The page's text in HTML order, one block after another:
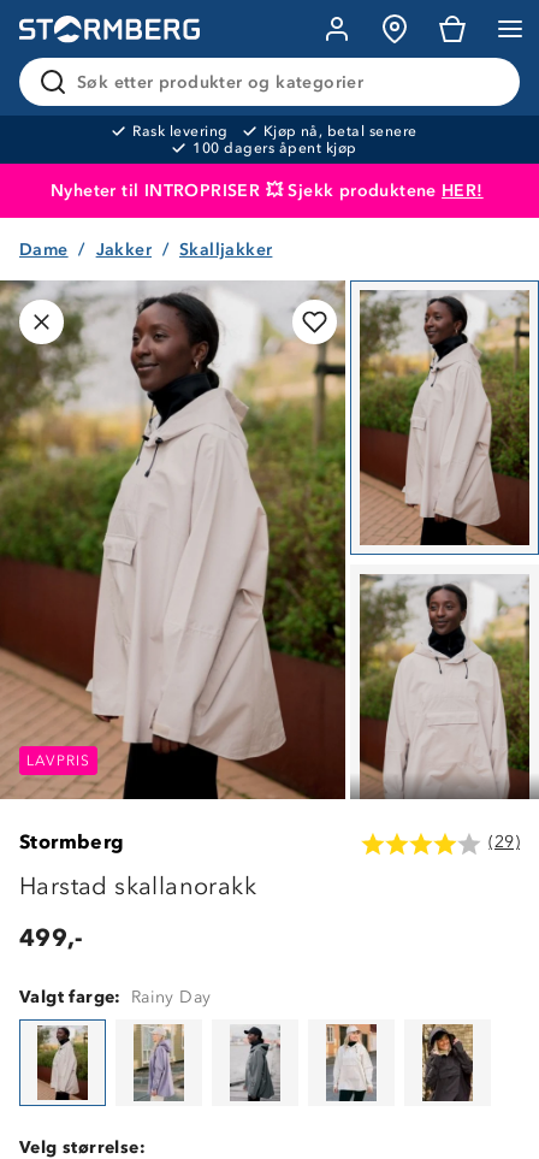
Søk etter produkter og kategorier
Rask levering
Kjøp nå, betal senere
100 dagers åpent kjøp
Nyheter til INTROPRISER 💥 Sjekk produktene HER!
Produktet er lagt i handlekurven
Dame Jakker Skalljakker
LAVPRIS LAVPRIS
LAVPRIS
Stormberg (29)
Harstad skallanorakk
499,-
Valgt farge: Rainy Day
Velg størrelse: